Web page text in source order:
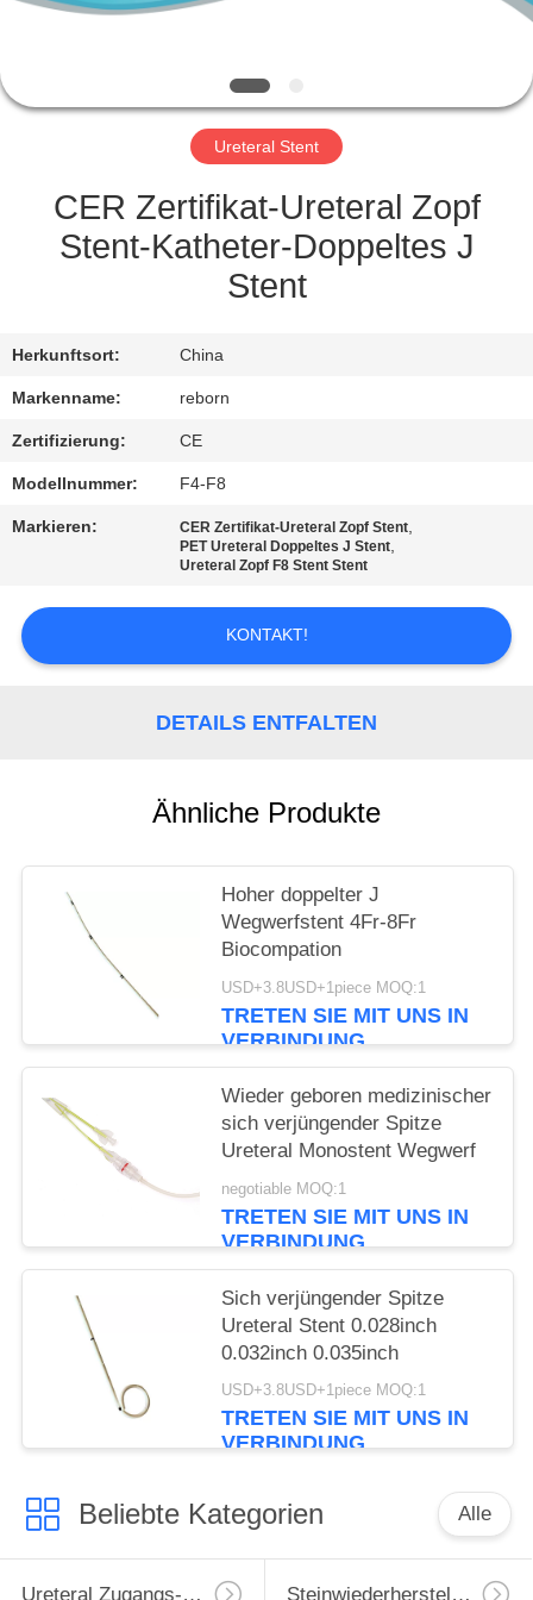
SIE
MIT
VERBINDUNG
SIE
EIN
ZITAT
POLICY
Ureteral Stent
CER Zertifikat-Ureteral Zopf
Stent-Katheter-Doppeltes J
Stent
Herkunftsort: China
Markenname: reborn
Zertifizierung: CE
Modellnummer: F4-F8
Markieren: CER Zertifikat-Ureteral Zopf Stent,
PET Ureteral Doppeltes J Stent,
Ureteral Zopf F8 Stent Stent
KONTAKT!
DETAILS ENTFALTEN
Ähnliche Produkte
Hoher doppelter J
Wegwerfstent 4Fr-8Fr
Biocompation
USD+3.8USD+1piece MOQ:1
TRETEN SIE MIT UNS IN
VERBINDUNG
Wieder geboren medizinischer
sich verjüngender Spitze
Ureteral Monostent Wegwerf
negotiable MOQ:1
TRETEN SIE MIT UNS IN
VERBINDUNG
Sich verjüngender Spitze
Ureteral Stent 0.028inch
0.032inch 0.035inch
USD+3.8USD+1piece MOQ:1
TRETEN SIE MIT UNS IN
VERBINDUNG
Beliebte Kategorien Alle
Ureteral Zugangs-Hülle Steinwiederherstellungs-Korb